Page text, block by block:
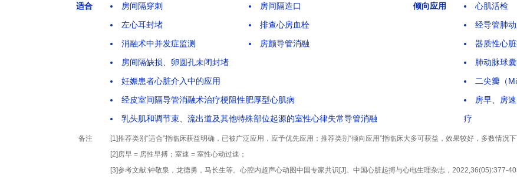
适合 房间隔穿刺
房间隔造口
左心耳封堵
排查心房血栓
消融术中并发症监测
房颤导管消融
房间隔缺损、卵圆孔未闭封堵
妊娠患者心脏介入中的应用
经皮室间隔导管消融术治疗梗阻性肥厚型心肌病
乳头肌和调节束、流出道及其他特殊部位起源的室性心律失常导管消融
倾向应用 心肌活检
经导管肺
器质性心
肺动脉球
二尖瓣（
房早、房
疗
备注
[1]推荐类别“适合”指临床获益明确，已被广泛应用，应予优先应用；推荐类别“倾向应用”指临床大多可获益，效果较好，多数情况下
[2]房早 = 房性早搏；室速 = 室性心动过速；
[3]参考文献:钟敬泉，龙德勇，马长生等。心腔内超声心动图中国专家共识[J]。中国心脏起搏与心电生理杂志，2022,36(05):377-